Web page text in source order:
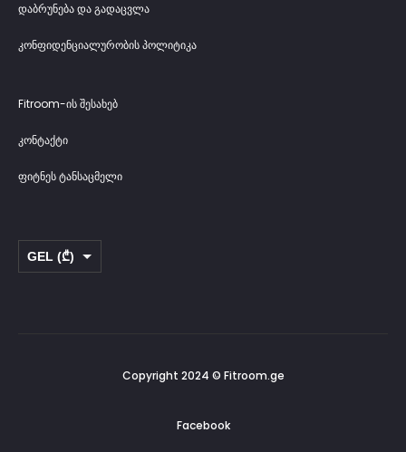
დაბრუნება და გადაცვლა
კონფიდენციალურობის პოლიტიკა
Fitroom-ის შესახებ
კონტაქტი
ფიტნეს ტანსაცმელი
GEL (₾)
Copyright 2024 © Fitroom.ge
Facebook